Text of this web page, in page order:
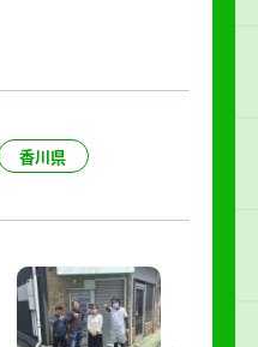
香川県